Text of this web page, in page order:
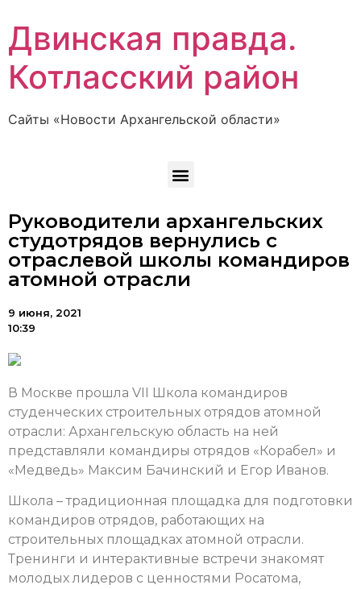
Двинская правда.
Котласский район
Сайты «Новости Архангельской области»
Руководители архангельских
студотрядов вернулись с
отраслевой школы командиров
атомной отрасли
9 июня, 2021
10:39
В Москве прошла VII Школа командиров
студенческих строительных отрядов атомной
отрасли: Архангельскую область на ней
представляли командиры отрядов «Корабел» и
«Медведь» Максим Бачинский и Егор Иванов.
Школа – традиционная площадка для подготовки
командиров отрядов, работающих на
строительных площадках атомной отрасли.
Тренинги и интерактивные встречи знакомят
молодых лидеров с ценностями Росатома,